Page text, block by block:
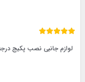
لوازم جانبی نصب پکیج درجه 2